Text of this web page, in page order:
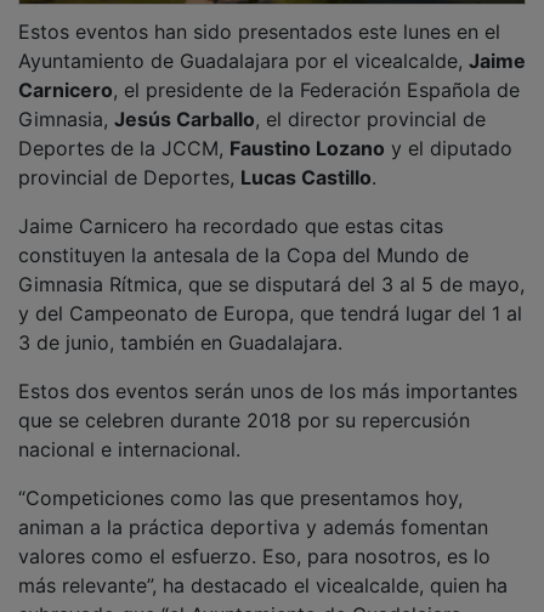
Ayuntamiento de Guadalajara por el vicealcalde,Jaime
Carnicero, el presidente de la Federación Española de
Gimnasia,Jesús Carballo, el director provincial de
Deportes de la JCCM,Faustino Lozano y el diputado
provincial de Deportes, Lucas Castillo.
constituyen la antesala de la Copa del Mundo de
Gimnasia Rítmica, que se disputará del 3 al 5 de mayo,
y del Campeonato de Europa, que tendrá lugar del 1 al
3 de junio, también en Guadalajara.
que se celebren durante 2018 por su repercusión
nacional e internacional.
animan a la práctica deportiva y además fomentan
valores como el esfuerzo. Eso, para nosotros, es lo
más relevante”, ha destacado el vicealcalde, quien ha
subrayado que “el Ayuntamiento de Guadalajara